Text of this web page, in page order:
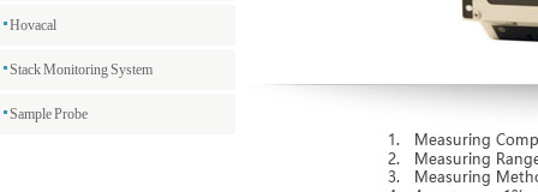
Hovacal
Stack Monitoring System
Sample Probe